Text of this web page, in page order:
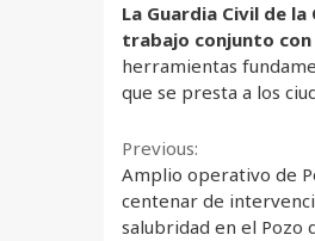
La Guardia Civil de
trabajo conjunto con
herramientas
que se presta a los
Continue
Reading
Previous:
Amplio operativo de
centenar de
salubridad en el Pozo